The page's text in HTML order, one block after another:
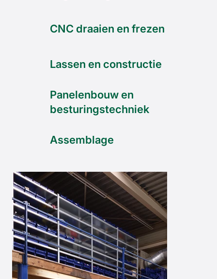
CNC draaien en frezen
Lassen en constructie
Panelenbouw en
besturingstechniek
Assemblage